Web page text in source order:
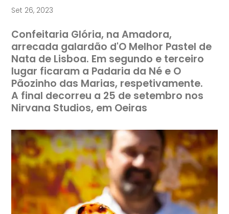
Set 26, 2023
Confeitaria Glória, na Amadora,
arrecada galardão d'O Melhor Pastel de
Nata de Lisboa. Em segundo e terceiro
lugar ficaram a Padaria da Né e O
Pãozinho das Marias, respetivamente.
A final decorreu a 25 de setembro nos
Nirvana Studios, em Oeiras